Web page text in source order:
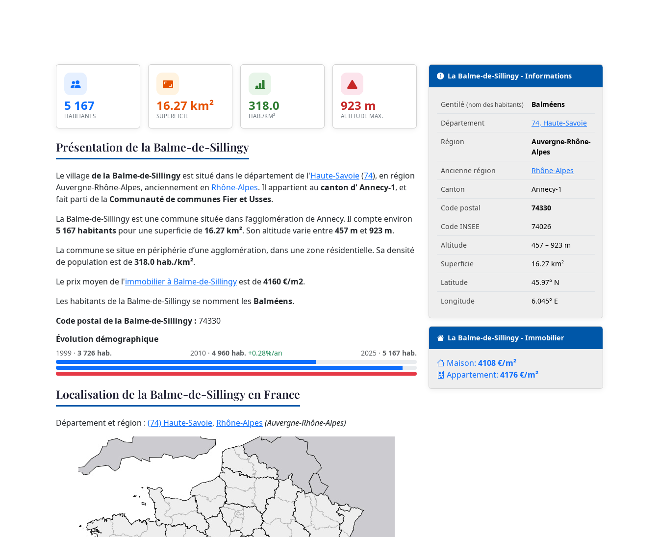
5 167
HABITANTS
16.27 km²
SUPERFICIE
318.0
HAB./KM²
923 m
ALTITUDE MAX.
Présentation de la Balme-de-Sillingy
Le villagede la Balme-de-Sillingy est situé dans le département de l'Haute-Savoie(74), en région
Auvergne-Rhône-Alpes, anciennement en Rhône-Alpes. Il appartient au canton d' Annecy-1, et
fait parti de la Communauté de communes Fier et Usses.
La Balme-de-Sillingy est une commune située dans l’agglomération de Annecy. Il compte environ
5 167 habitants pour une superficie de 16.27 km². Son altitude varie entre457 m et923 m.
La commune se situe en périphérie d’une agglomération, dans une zone résidentielle. Sa densité
de population est de318.0 hab./km².
Le prix moyen de l'immobilier à Balme-de-Sillingy est de4160 €/m2.
Les habitants de la Balme-de-Sillingy se nomment les Balméens.
Code postal de la Balme-de-Sillingy : 74330
Évolution démographique
1999 · 3 726 hab. 2010 · 4 960 hab. +0.28%/an 2025 · 5 167 hab.
Localisation de la Balme-de-Sillingy en France
Département et région : (74) Haute-Savoie, Rhône-Alpes (Auvergne-Rhône-Alpes)
La Balme-de-Sillingy - Informations
Gentilé (nom des habitants)
Balméens
Département
74, Haute-Savoie
Région
Auvergne-Rhône-
Alpes
Ancienne région
Rhône-Alpes
Canton
Annecy-1
Code postal
74330
Code INSEE
74026
Altitude
457 – 923 m
Superficie
16.27 km²
Latitude
45.97° N
Longitude
6.045° E
La Balme-de-Sillingy - Immobilier
Maison: 4108 €/m²
Appartement: 4176 €/m²